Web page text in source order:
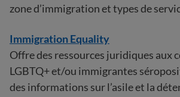
zone d’immigration et types de
Immigration Equality
Offre des ressources juridiques aux
LGBTQ+ et/ou immigrantes
des informations sur l’asile et la